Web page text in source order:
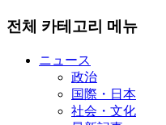
전체 카테고리 메뉴
ニュース
政治
国際・日本
社会・文化